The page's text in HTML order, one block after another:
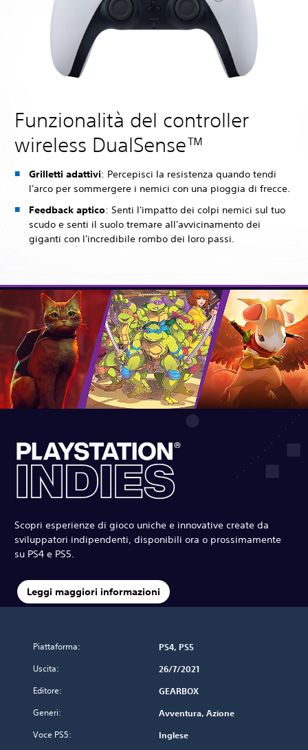
Funzionalità del controller
wireless DualSense™
Grilletti adattivi: Percepisci la resistenza quando tendi
l'arco per sommergere i nemici con una pioggia di frecce.
Feedback aptico: Senti l'impatto dei colpi nemici sul tuo
scudo e senti il suolo tremare all'avvicinamento dei
giganti con l'incredibile rombo dei loro passi.
Scopri esperienze di gioco uniche e innovative create da
sviluppatori indipendenti, disponibili ora o prossimamente
su PS4 e PS5.
Leggi maggiori informazioni
Piattaforma: PS4, PS5
Uscita: 26/7/2021
Editore: GEARBOX
Generi: Avventura, Azione
Voce PS5: Inglese